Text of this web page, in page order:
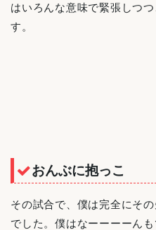
はいろんな意味で緊張しつ
す。
おんぶに抱っこ
その試合で、僕は完全にそ
でした。僕はなーーーーん